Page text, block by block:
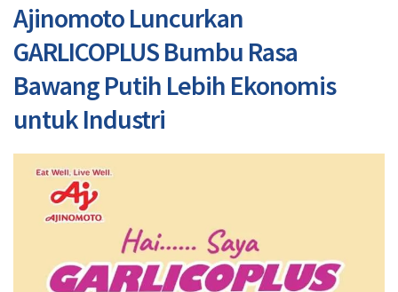
Ajinomoto Luncurkan
GARLICOPLUS Bumbu Rasa
Bawang Putih Lebih Ekonomis
untuk Industri